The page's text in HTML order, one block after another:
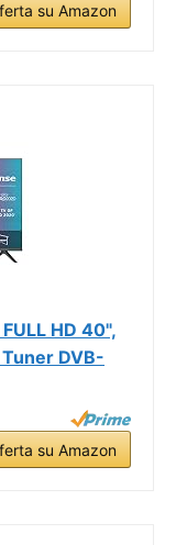
su Amazon
HD 40",
DVB-
su Amazon